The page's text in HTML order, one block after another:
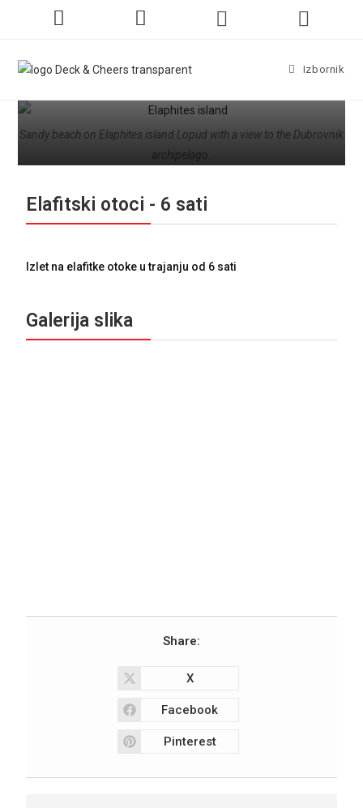
Izbornik
Sandy beach on Elaphites island Lopud with a view to the Dubrovnik
archipelago.
Elafitski otoci - 6 sati
Izlet na elafitke otoke u trajanju od 6 sati
Galerija slika
Share:
X
Facebook
Pinterest